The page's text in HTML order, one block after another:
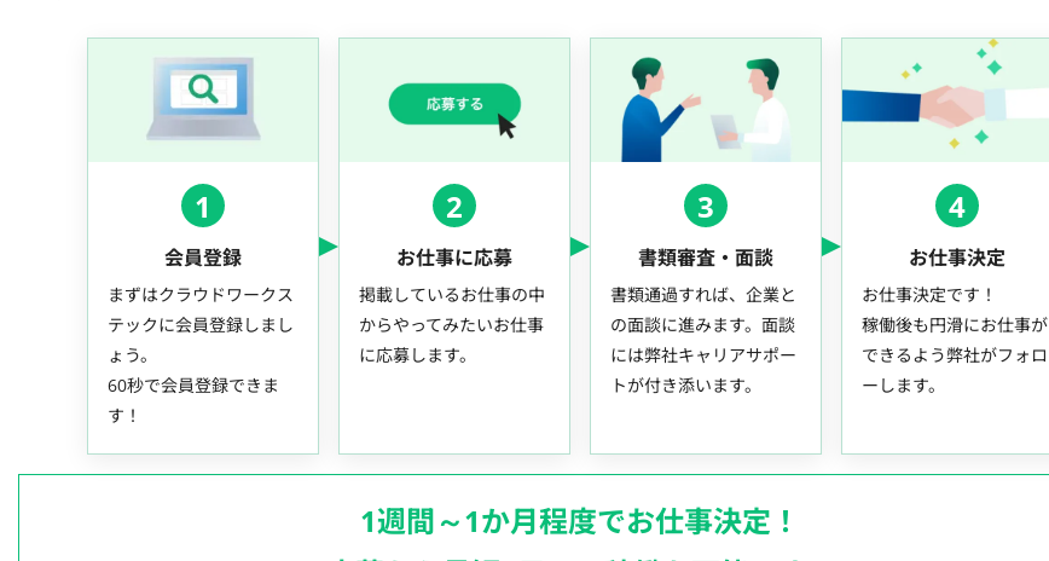
1
会員登録
まずはクラウドワークス
テックに会員登録しまし
ょう。
60秒で会員登録できま
す！
2
お仕事に応募
掲載しているお仕事の中
からやってみたいお仕事
に応募します。
3
書類審査・面談
書類通過すれば、企業と
の面談に進みます。面談
には弊社キャリアサポー
トが付き添います。
4
お仕事決定
お仕事決定です！
稼働後も円滑にお仕事が
できるよう弊社がフォロ
ーします。
1週間～1か月程度でお仕事決定！